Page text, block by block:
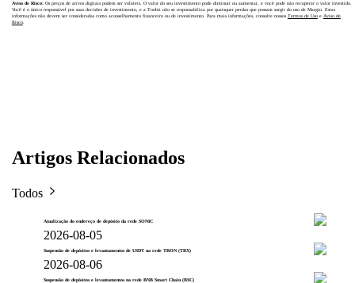
Aviso de Risco: Os preços de ativos digitais podem ser voláteis. O valor do seu investimento pode diminuir ou aumentar, e você pode não recuperar o valor investido.
Você é o único responsável por suas decisões de investimento, e a Toobit não se responsabiliza por quaisquer perdas que possam surgir do uso de Margin. Estas
informações não devem ser consideradas como aconselhamento financeiro ou de investimento. Para mais informações, consulte nossos Termos de Usoe Aviso de
Risco.
Artigos Relacionados
Todos
Atualização do endereço de depósito da rede SONIC
2026-08-05
Suspensão de depósitos e levantamentos de USDT na rede TRON (TRX)
2026-08-06
Suspensão de depósitos e levantamentos na rede BNB Smart Chain (BSC)